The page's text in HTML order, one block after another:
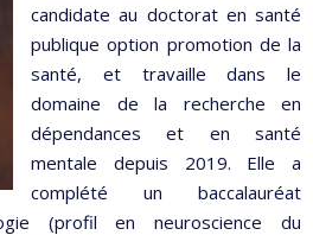
candidate au doctorat en santé
publique option promotion de la
santé, et travaille dans le
domaine de la recherche en
dépendances et en santé
mentale depuis 2019. Elle a
complété un baccalauréat
(profil en neuroscience du